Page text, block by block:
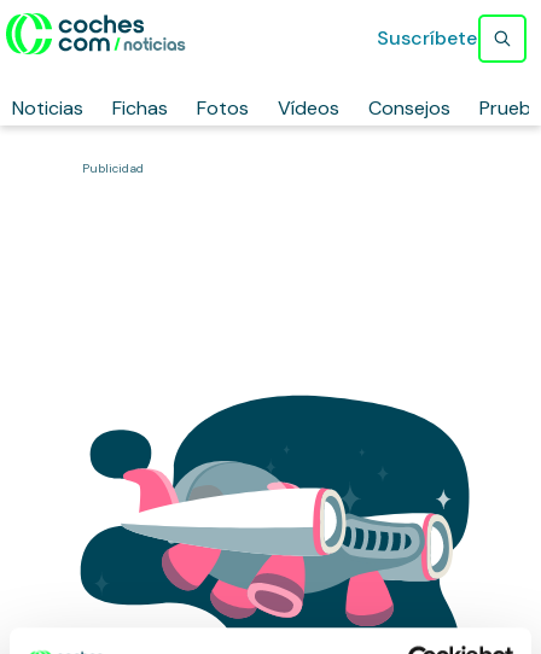
Noticias Fichas Fotos Vídeos Consejos
Suscríbete
Publicidad